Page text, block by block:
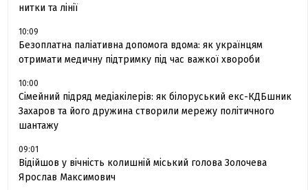
нитки та лінії
10:09
Безоплатна паліативна допомога вдома: як українцям
отримати медичну підтримку під час важкої хвороби
10:00
Сімейний підряд медіакілерів: як білоруський екс-КДБшник
Захаров та його дружина створили мережу політичного
шантажу
09:01
Відійшов у вічність колишній міський голова Золочева
Ярослав Максимович